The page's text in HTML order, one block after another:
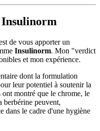
de vous apporter un
Insulinorm. Mon "verdict
et mon expérience.
dont la formulation
leur potentiel à soutenir la
montré que le chrome, le
berbérine peuvent,
dans le cadre d'une hygiène